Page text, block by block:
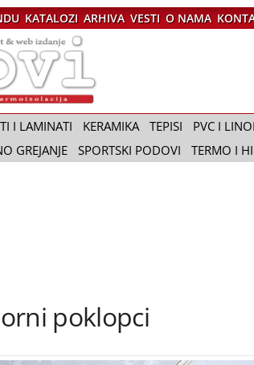
KATALOZI ARHIVA VESTI O NAMA
I LAMINATI KERAMIKA TEPISI PVC I
GREJANJE SPORTSKI PODOVI TERMO I
poklopci